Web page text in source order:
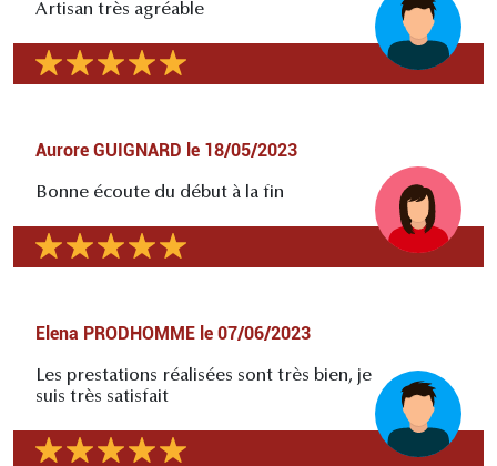
Artisan très agréable
Aurore GUIGNARD le 18/05/2023
Bonne écoute du début à la fin
Elena PRODHOMME le 07/06/2023
Les prestations réalisées sont très bien, je
suis très satisfait